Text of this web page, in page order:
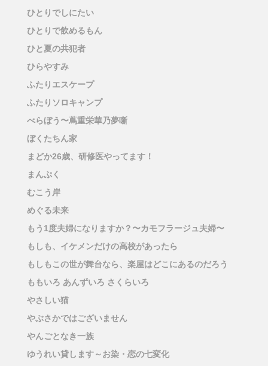
ひとりでしにたい
ひとりで飲めるもん
ひと夏の共犯者
ひらやすみ
ふたりエスケープ
ふたりソロキャンプ
べらぼう〜蔦重栄華乃夢噺
ぼくたちん家
まどか26歳、研修医やってます！
まんぷく
むこう岸
めぐる未来
もう1度夫婦になりますか？〜カモフラージュ夫婦〜
もしも、イケメンだけの高校があったら
もしもこの世が舞台なら、楽屋はどこにあるのだろう
ももいろ あんずいろ さくらいろ
やさしい猫
やぶさかではございません
やんごとなき一族
ゆうれい貸します～お染・恋の七変化